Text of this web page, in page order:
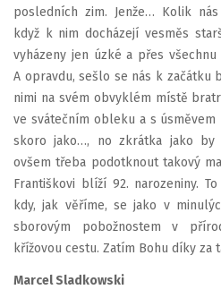
posledních zim. Jenže… Kolik
když k nim docházejí vesměs
vyházeny jen úzké a přes
A opravdu, sešlo se nás k začátku
nimi na svém obvyklém místě
ve svátečním obleku a s
skoro jako…, no zkrátka jako
ovšem třeba podotknout takový
Františkovi blíží 92. narozeniny.
kdy, jak věříme, se jako v
sborovým pobožnostem v
křížovou cestu. Zatím Bohu díky za
Marcel Sladkowski